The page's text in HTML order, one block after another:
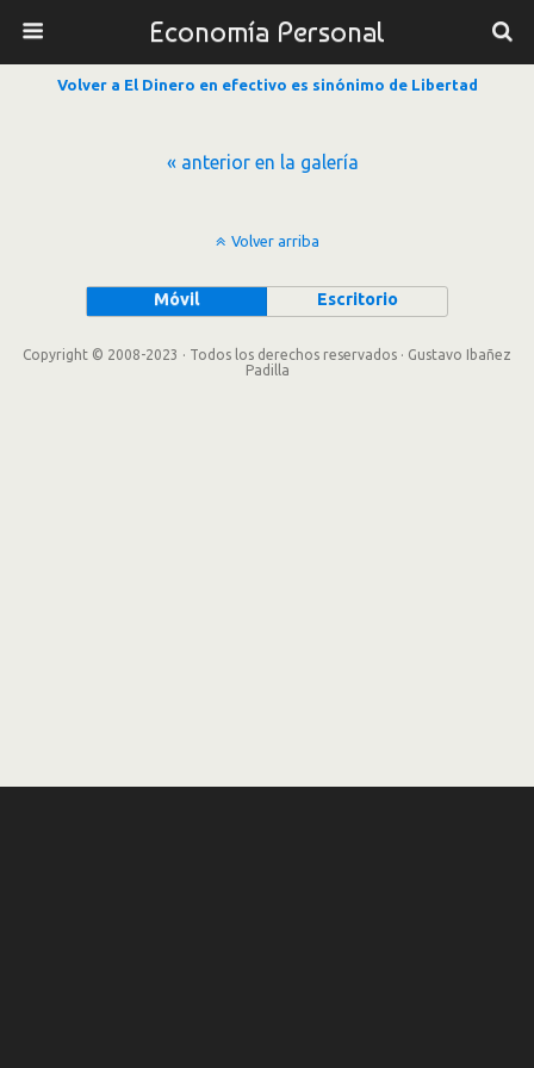
Economía Personal
Volver a El Dinero en efectivo es sinónimo de Libertad
« anterior en la galería
Volver arriba
Móvil Escritorio
Copyright © 2008-2023 · Todos los derechos reservados · Gustavo Ibañez
Padilla